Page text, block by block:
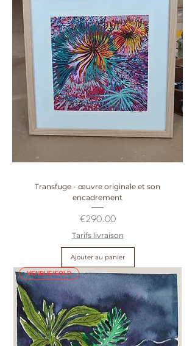
Transfuge - œuvre originale et son
encadrement
Prix
€290.00
Tarifs livraison
Ajouter au panier
VENDUE/SOLD